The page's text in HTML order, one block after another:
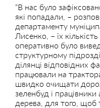
“В нас було
які попадали, –
департаменту
Лисенко, – їх
оперативно було
структурному
ділянці відповідних
працювали на
швидко очищати
зеленбуд і
дерева, для того, щоб